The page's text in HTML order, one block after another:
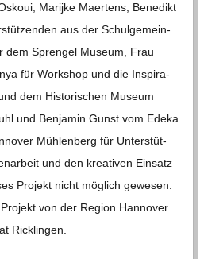
Mari­jke Maer­tens, Bene­dikt
aus der Schul­ge­mein­
dem Spren­gel Museum, Frau
für Work­shop und die Inspi­ra­
dem His­to­ri­schen Museum
und Ben­ja­min Gunst vom Edeka
Müh­len­berg für Unter­stüt­
und den krea­ti­ven Ein­satz
Pro­jekt nicht mög­lich gewe­sen.
von der Region Han­no­ver
Rick­lin­gen.